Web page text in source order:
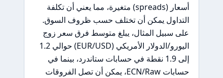
أسعار (spreads) متغيرة، مما يعني أن تكلفة
التداول يمكن أن تختلف حسب ظروف السوق.
على سبيل المثال، يبلغ متوسط فرق سعر زوج
اليورو/الدولار الأمريكي (EUR/USD) حوالي 1.2
إلى 1.9 نقطة في حسابات ستاندرد، بينما في
حسابات ECN/Raw، يمكن أن تصل الفروقات